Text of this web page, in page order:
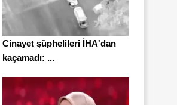
Cinayet şüphelileri İHA'dan
kaçamadı: ...